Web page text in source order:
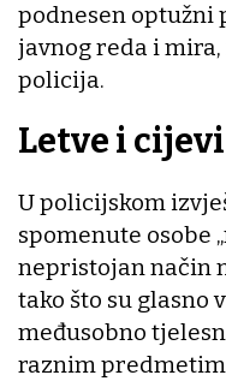
podnesen optužni
javnog reda i
policija.
Letve i cijevi
U policijskom
spomenute osobe
nepristojan način
tako što su glasno
međusobno
raznim